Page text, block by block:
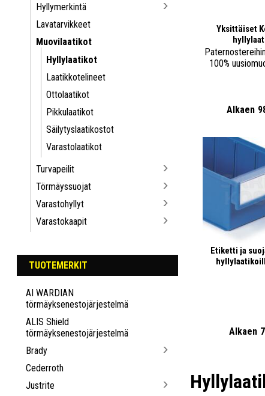
Hyllymerkintä
Lavatarvikkeet
Muovilaatikot
Hyllylaatikot
Laatikkotelineet
Ottolaatikot
Pikkulaatikot
Säilytyslaatikostot
Varastolaatikot
Turvapeilit
Törmäyssuojat
Varastohyllyt
Varastokaapit
TUOTEMERKIT
AI WARDIAN
törmäyksenestojärjestelmä
ALIS Shield
törmäyksenestojärjestelmä
Brady
Cederroth
Justrite
Yksittäiset
100%
Alkaen
Etiketti ja
Alkaen